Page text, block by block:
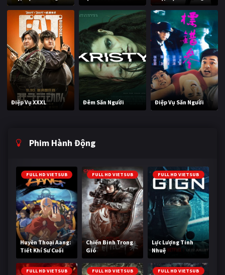
Điệp Vụ XXXL Đêm Săn Người Điệp Vụ Săn Người
Phim Hành Động
FULL HD VIETSUB
Huyền Thoại Aang:
Tiết Khí Sư Cuối
Cùng
FULL HD VIETSUB
Chiến Binh Trong
Gió
FULL HD VIETSUB
Lực Lượng Tinh
Nhuệ
FULL HD VIETSUB FULL HD VIETSUB FULL HD VIETSUB